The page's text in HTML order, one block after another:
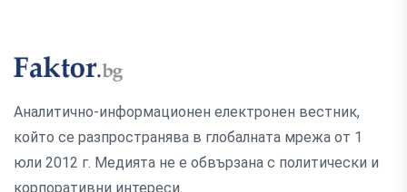
Аналитично-информационен електронен вестник,
който се разпространява в глобалната мрежа от 1
юли 2012 г. Медията не е обвързана с политически и
корпоративни интереси.